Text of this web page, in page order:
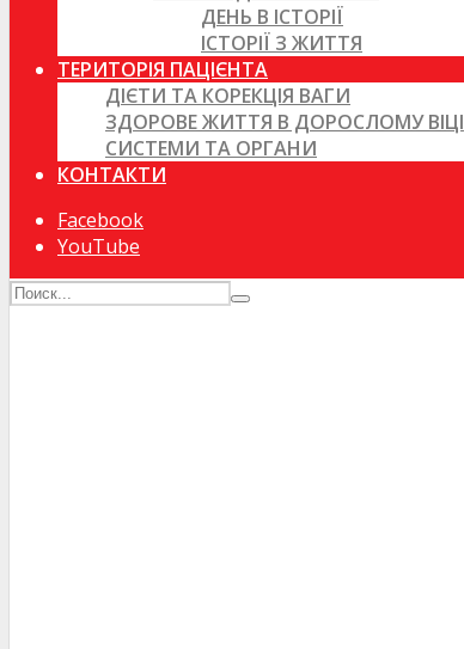
ДЕНЬ В ІСТОРІЇ
ІСТОРІЇ З ЖИТТЯ
ТЕРИТОРІЯ ПАЦІЄНТА
ДІЄТИ ТА КОРЕКЦІЯ ВАГИ
ЗДОРОВЕ ЖИТТЯ В ДОРОСЛОМУ ВІЦІ
СИСТЕМИ ТА ОРГАНИ
КОНТАКТИ
Facebook
YouTube